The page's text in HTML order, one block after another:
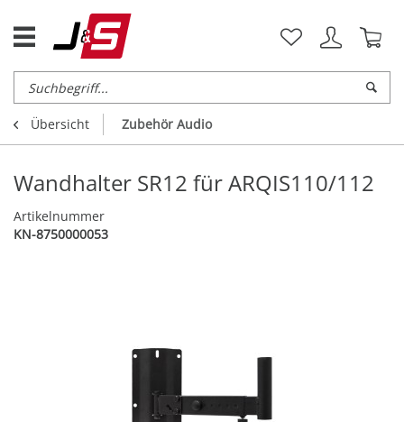
Übersicht Zubehör Audio
Wandhalter SR12 für ARQIS110/112
Artikelnummer
KN-8750000053